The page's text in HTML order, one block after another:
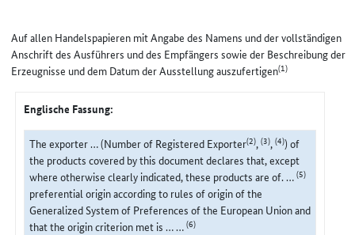
Auf allen Handelspapieren mit Angabe des Namens und der vollständigen
Anschrift des Ausführers und des Empfängers sowie der Beschreibung der
Erzeugnisse und dem Datum der Ausstellung auszufertigen(1)
Englische Fassung:
The exporter … (Number of Registered Exporter(2),(3),(4)) of
the products covered by this document declares that, except
where otherwise clearly indicated, these products are of. …(5)
preferential origin according to rules of origin of the
Generalized System of Preferences of the European Union and
that the origin criterion met is … …(6)